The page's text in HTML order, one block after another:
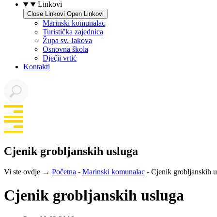
Linkovi
Close Linkovi Open Linkovi
Marinski komunalac
Turistička zajednica
Župa sv. Jakova
Osnovna škola
Dječji vrtić
Kontakti
Cjenik grobljanskih usluga
Vi ste ovdje → Početna - Marinski komunalac - Cjenik grobljanskih
Cjenik grobljanskih usluga